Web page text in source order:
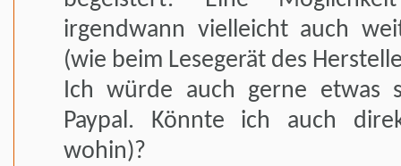
irgendwann vielleicht auch
(wie beim Lesegerät des
Ich würde auch gerne etwas
Paypal. Könnte ich auch
wohin)?